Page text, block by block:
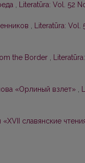
, Literatūra: Vol. 52
, Literatūra: Vol.
the Border ,
«Орлиный взлет» ,
славянские